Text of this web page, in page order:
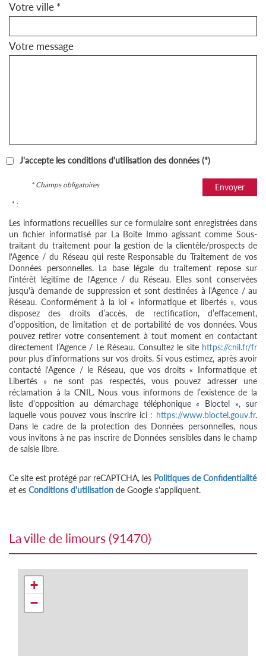
Votre ville *
Votre message
J'accepte les conditions d'utilisation des données (*)
Envoyer
* Champs obligatoires
* :
Les informations recueillies sur ce formulaire sont enregistrées dans
un fichier informatisé par La Boite Immo agissant comme Sous-
traitant du traitement pour la gestion de la clientèle/prospects de
l'Agence / du Réseau qui reste Responsable du Traitement de vos
Données personnelles. La base légale du traitement repose sur
l'intérêt légitime de l'Agence / du Réseau. Elles sont conservées
jusqu'à demande de suppression et sont destinées à l'Agence / au
Réseau. Conformément à la loi « informatique et libertés », vous
disposez des droits d’accès, de rectification, d’effacement,
d’opposition, de limitation et de portabilité de vos données. Vous
pouvez retirer votre consentement à tout moment en contactant
directement l’Agence / Le Réseau. Consultez le site https://cnil.fr/fr
pour plus d’informations sur vos droits. Si vous estimez, après avoir
contacté l'Agence / le Réseau, que vos droits « Informatique et
Libertés » ne sont pas respectés, vous pouvez adresser une
réclamation à la CNIL. Nous vous informons de l’existence de la
liste d'opposition au démarchage téléphonique « Bloctel », sur
laquelle vous pouvez vous inscrire ici : https://www.bloctel.gouv.fr.
Dans le cadre de la protection des Données personnelles, nous
vous invitons à ne pas inscrire de Données sensibles dans le champ
de saisie libre.
Ce site est protégé par reCAPTCHA, les Politiques de Confidentialité
et es Conditions d'utilisation de Google s'appliquent.
la ville de limours (91470)
+
−